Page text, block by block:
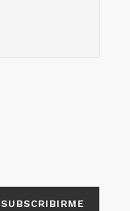
SUBSCRIBIRME